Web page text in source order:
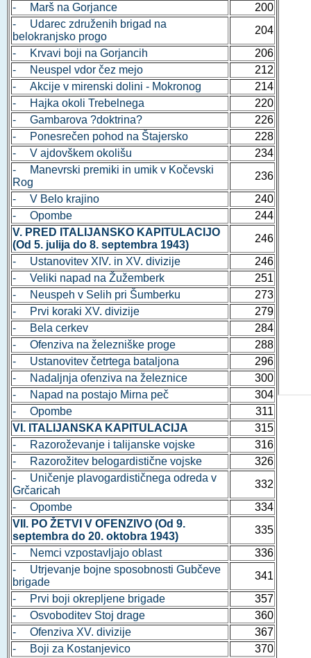
- Marš na Gorjance
200
- Udarec združenih brigad na
belokranjsko progo
204
- Krvavi boji na Gorjancih
206
- Neuspel vdor čez mejo
212
- Akcije v mirenski dolini - Mokronog
214
- Hajka okoli Trebelnega
220
- Gambarova ?doktrina?
226
- Ponesrečen pohod na Štajersko
228
- V ajdovškem okolišu
234
- Manevrski premiki in umik v Kočevski
Rog
236
- V Belo krajino
240
- Opombe
244
V. PRED ITALIJANSKO KAPITULACIJO
(Od 5. julija do 8. septembra 1943)
246
- Ustanovitev XIV. in XV. divizije
246
- Veliki napad na Žužemberk
251
- Neuspeh v Selih pri Šumberku
273
- Prvi koraki XV. divizije
279
- Bela cerkev
284
- Ofenziva na železniške proge
288
- Ustanovitev četrtega bataljona
296
- Nadaljnja ofenziva na železnice
300
- Napad na postajo Mirna peč
304
- Opombe
311
VI. ITALIJANSKA KAPITULACIJA
315
- Razoroževanje i talijanske vojske
316
- Razorožitev belogardistične vojske
326
- Uničenje plavogardističnega odreda v
Grčaricah
332
- Opombe
334
VII. PO ŽETVI V OFENZIVO (Od 9.
septembra do 20. oktobra 1943)
335
- Nemci vzpostavljajo oblast
336
- Utrjevanje bojne sposobnosti Gubčeve
brigade
341
- Prvi boji okrepljene brigade
357
- Osvoboditev Stoj drage
360
- Ofenziva XV. divizije
367
- Boji za Kostanjevico
370